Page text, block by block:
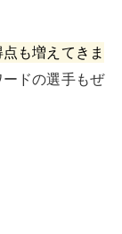
も増えてきま
ドの選手もぜ